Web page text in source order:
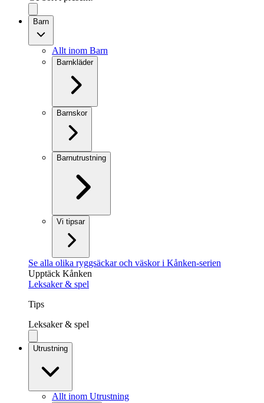
Barn
Allt inom Barn
Barnkläder
Barnskor
Barnutrustning
Vi tipsar
Se alla olika ryggsäckar och väskor i Kånken-serien
Upptäck Kånken
Leksaker & spel
Tips
Leksaker & spel
Utrustning
Allt inom Utrustning